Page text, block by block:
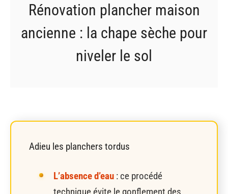
Rénovation plancher maison
ancienne : la chape sèche pour
niveler le sol
Adieu les planchers tordus
L’absence d’eau : ce procédé